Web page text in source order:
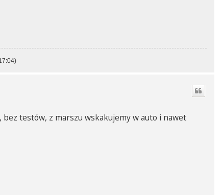
bez testów, z marszu wskakujemy w auto i nawet